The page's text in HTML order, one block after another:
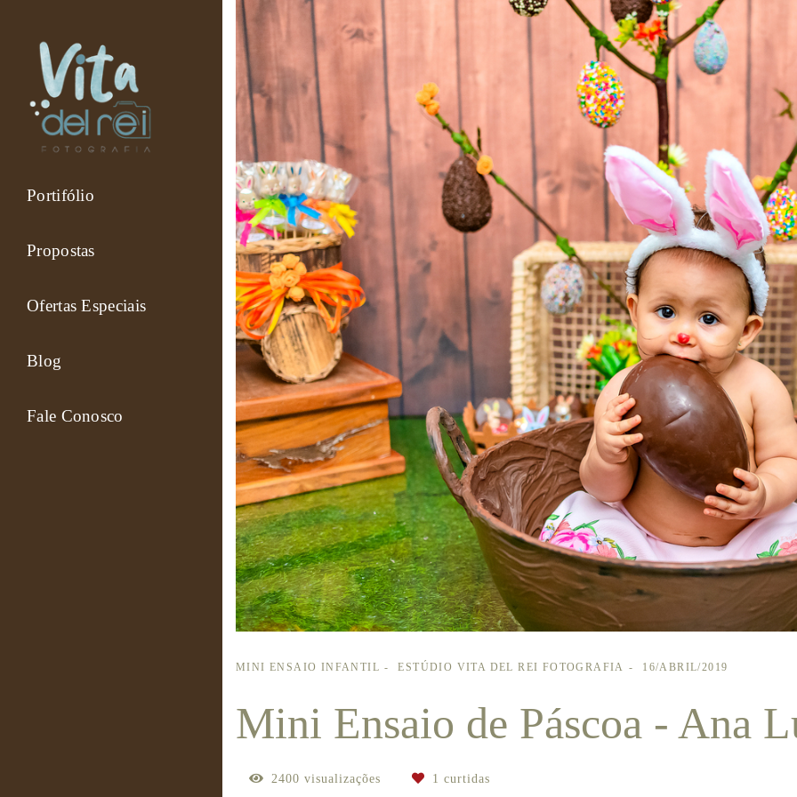
Portifólio
Propostas
Ofertas Especiais
Blog
Fale Conosco
MINI ENSAIO INFANTIL ESTÚDIO VITA DEL REI FOTOGRAFIA 16/ABRIL/2019
Mini Ensaio de Páscoa - Ana
2400 visualizações 1 curtidas